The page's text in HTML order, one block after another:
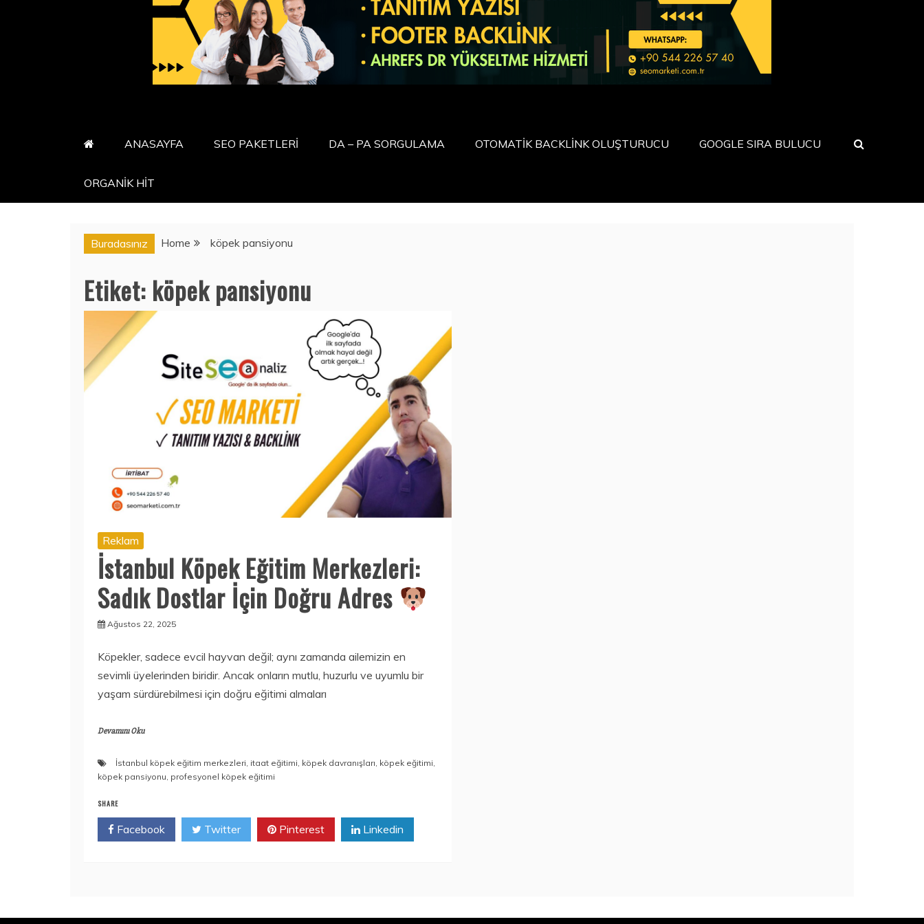
ANASAYFA SEO PAKETLERİ DA – PA SORGULAMA OTOMATİK BACKLİNK OLUŞTURUCU GOOGLE SIRA BULUCU
ORGANİK HİT
Buradasınız Home köpek pansiyonu
Etiket: köpek pansiyonu
Reklam
İstanbul Köpek Eğitim Merkezleri:
Sadık Dostlar İçin Doğru Adres
Ağustos 22, 2025
Köpekler, sadece evcil hayvan değil; aynı zamanda ailemizin en
sevimli üyelerinden biridir. Ancak onların mutlu, huzurlu ve uyumlu bir
yaşam sürdürebilmesi için doğru eğitimi almaları
Devamını Oku
İstanbul köpek eğitim merkezleri itaat eğitimi köpek davranışları köpek eğitimi
köpek pansiyonu profesyonel köpek eğitimi
SHARE
Facebook Twitter Pinterest Linkedin